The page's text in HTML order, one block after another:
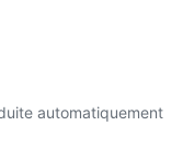
automatiquement